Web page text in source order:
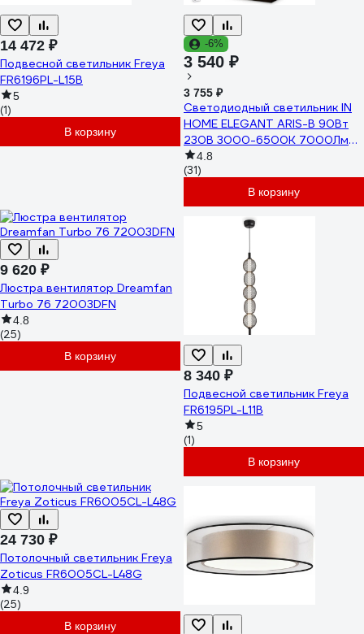
14 472 ₽
Подвесной светильник Freya
FR6196PL-L15B
5
(1)
В корзину
-6%
3 540 ₽
3 755 ₽
Светодиодный светильник IN
HOME ELEGANT ARIS-B 90Вт
230В 3000-6500K 7000Лм
590x590x130мм c пультом ДУ
черный 4690612035413
4.8
(31)
В корзину
9 620 ₽
Люстра вентилятор Dreamfan
Turbo 76 72003DFN
4.8
(25)
В корзину
8 340 ₽
Подвесной светильник Freya
FR6195PL-L11B
5
(1)
В корзину
24 730 ₽
Потолочный светильник Freya
Zoticus FR6005CL-L48G
4.9
(25)
В корзину